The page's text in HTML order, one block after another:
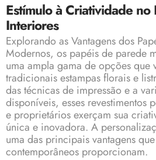
Estímulo à Criatividade no
Interiores
Explorando as Vantagens dos
Modernos, os papéis de parede
uma ampla gama de opções que
tradicionais estampas florais e
das técnicas de impressão e a
disponíveis, esses revestimentos
e proprietários exerçam sua
única e inovadora. A
uma das principais vantagens
contemporâneos proporcionam.